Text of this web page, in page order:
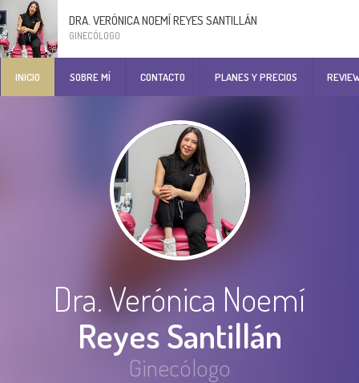
DRA. VERÓNICA NOEMÍ REYES SANTILLÁN
GINECÓLOGO
INICIO SOBRE MÍ CONTACTO PLANES Y PRECIOS
Dra. Verónica Noemí
Reyes Santillán
Ginecólogo